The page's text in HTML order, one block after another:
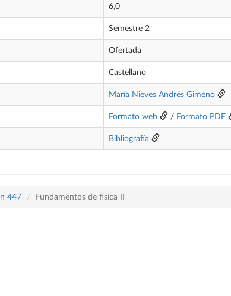
6,0
Semestre 2
Ofertada
Castellano
María Nieves Andrés Gimeno
Formato web / Formato PDF
Bibliografía
447 Fundamentos de física II